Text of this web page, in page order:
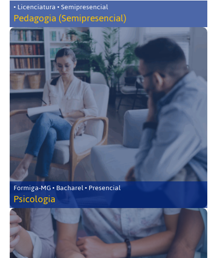
• Licenciatura • Semipresencial
Pedagogia (Semipresencial)
Formiga-MG • Bacharel • Presencial
Psicologia